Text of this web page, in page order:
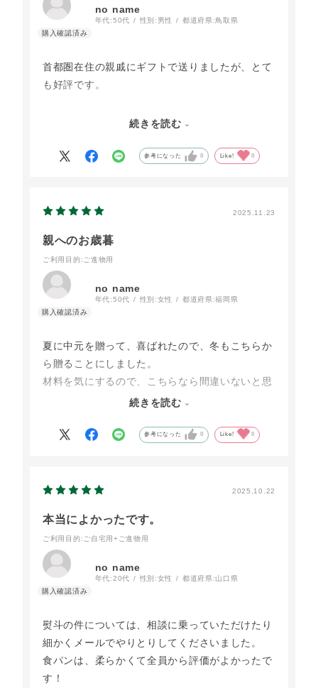
no name
年代:50代 性別: 男性 都道府県:鳥取県
首都圏在住の親戚にギフトで送りましたが、とて
も好評です。
今まで何度か大江の郷ギフトを送っていますが、
基本は天美卵＆燻製もののセットで、後はプリ
天美卵は言うまでもなく、
ハム、ソーセージなどの燻製ものが凄く自然な味
わいで、都会ではなかなか味わえない味との事で
す。
パンもやはり美味しい、との事。
今回、マヨネーズに関しては感想聞いていません
が、おそらくお気に召されたと思います。
いずれも、鳥取の自然の恵みを味わってる感、が
が凄く良いそうです。
作り手の思いや温かみが伝わってくる、との事。
それらも相まって食べる時の美味しさが増す、と
の事でした。
送った相手がいつも喜んでくださるので、ギフト
これからもちょくちょく利用したいと思います。
続きを読む
参考になった 0 Like! 0
2025.11.23
親へのお歳暮
ご利用目的 :ご進物用
no name
年代:50代 性別:女性 都道府県:福岡県
夏に中元を贈って、喜ばれたので、冬もこちらか
ら贈ることにしました。
材料を気にするので、こちらなら間違いないと思
いました。パンもウフマヨネーズもどれも美味し
野菜を用意して、贅沢なサンドイッチを楽しんだ
続きを読む
参考になった 0 Like! 0
2025.10.22
本当によかったです。
ご利用目的 :ご自宅用+ご進物用
no name
年代:20代 性別:女性 都道府県:山口県
熨斗の件については、相談に乗っていただけたり
細かくメールでやりとりしてくださいました。
食パンは、柔らかくて全員から評価がよかったで
す！